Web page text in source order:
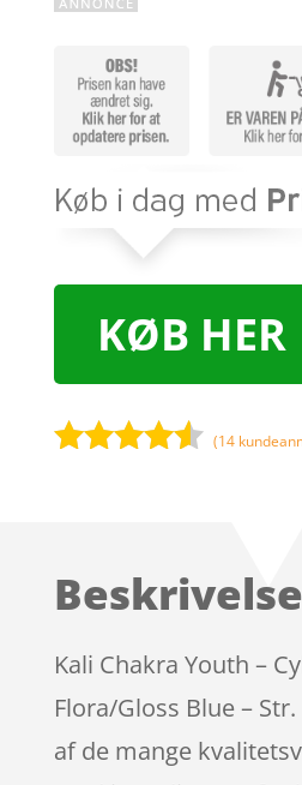
KØB HER
på
mmelser
(14
Beskrivelse
Kali Chakra Youth –
Flora/Gloss Blue –
af de mange